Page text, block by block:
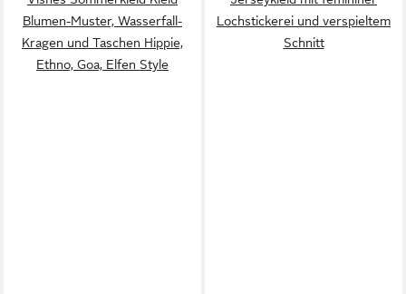
Blumen-Muster, Wasserfall-
Kragen und Taschen Hippie,
Ethno, Goa, Elfen Style
Lochstickerei und verspieltem
Schnitt